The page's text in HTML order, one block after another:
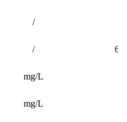
/
/
mg/L
mg/L